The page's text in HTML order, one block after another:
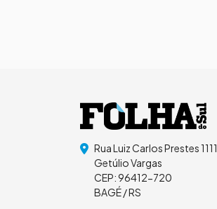
Rua Luiz Carlos Prestes 1111
Getúlio Vargas
CEP: 96412-720
BAGÉ / RS